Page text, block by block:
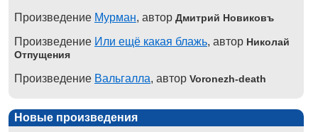
Произведение Мурман, автор Дмитрий Новиковъ
Произведение Или ещё какая блажь, автор Николай
Отпущения
Произведение Вальгалла, автор Voronezh-death
Новые произведения